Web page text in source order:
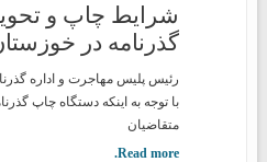
شرایط چاپ و
گذرنامه در
رئیس پلیس مهاجرت و اداره
با توجه به اینکه دستگاه چاپ
متقاضیان
Read more.